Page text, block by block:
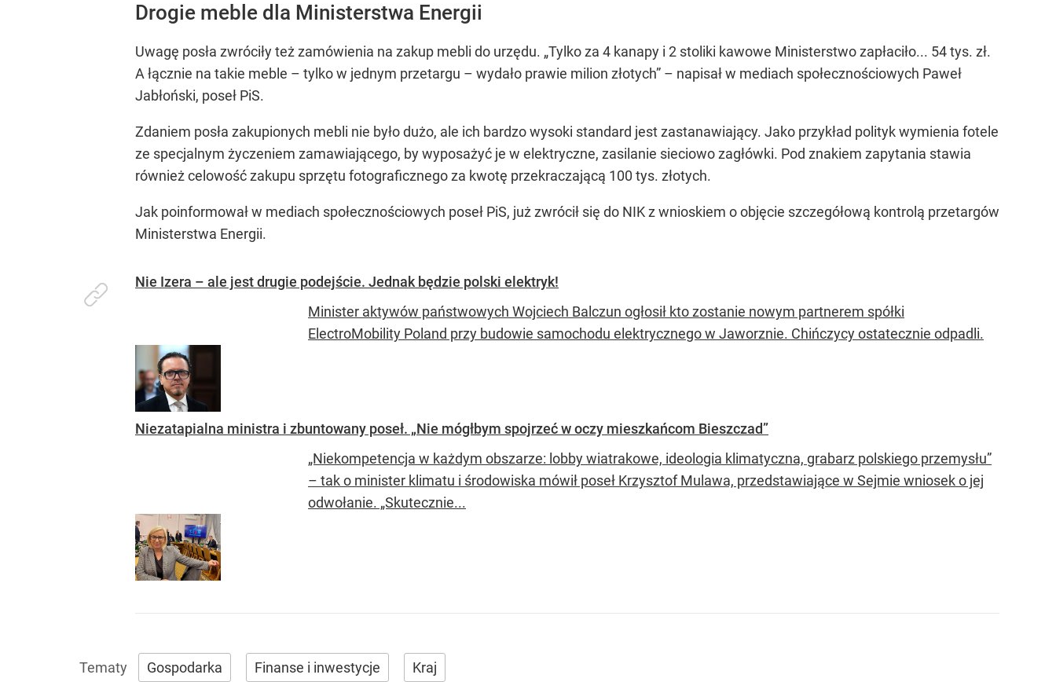
Drogie meble dla Ministerstwa Energii
Uwagę posła zwróciły też zamówienia na zakup mebli do urzędu. „Tylko za 4 kanapy i 2 stoliki kawowe Ministerstwo zapłaciło... 54 tys. zł.
A łącznie na takie meble – tylko w jednym przetargu – wydało prawie milion złotych” – napisał w mediach społecznościowych Paweł
Jabłoński, poseł PiS.
Zdaniem posła zakupionych mebli nie było dużo, ale ich bardzo wysoki standard jest zastanawiający. Jako przykład polityk wymienia fotele
ze specjalnym życzeniem zamawiającego, by wyposażyć je w elektryczne, zasilanie sieciowo zagłówki. Pod znakiem zapytania stawia
również celowość zakupu sprzętu fotograficznego za kwotę przekraczającą 100 tys. złotych.
Jak poinformował w mediach społecznościowych poseł PiS, już zwrócił się do NIK z wnioskiem o objęcie szczegółową kontrolą przetargów
Ministerstwa Energii.
Nie Izera – ale jest drugie podejście. Jednak będzie polski elektryk!
Minister aktywów państwowych Wojciech Balczun ogłosił kto zostanie nowym partnerem spółki
ElectroMobility Poland przy budowie samochodu elektrycznego w Jaworznie. Chińczycy ostatecznie odpadli.
Niezatapialna ministra i zbuntowany poseł. „Nie mógłbym spojrzeć w oczy mieszkańcom Bieszczad”
„Niekompetencja w każdym obszarze: lobby wiatrakowe, ideologia klimatyczna, grabarz polskiego przemysłu”
– tak o minister klimatu i środowiska mówił poseł Krzysztof Mulawa, przedstawiające w Sejmie wniosek o jej
odwołanie. „Skutecznie...
Gospodarka Finanse i inwestycje Kraj